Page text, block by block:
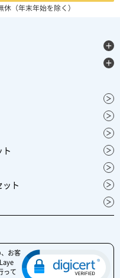
（年末年始を除く）
ト
お客
って